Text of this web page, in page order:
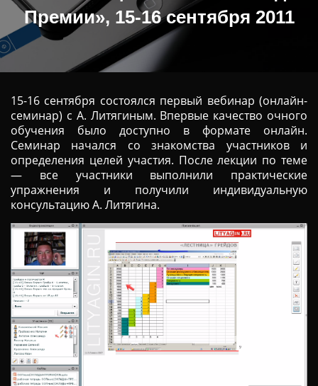
Н
Г
А
Ц
И
Ю
Премии», 15-16 сентября 2011
15-16 сентября состоялся первый вебинар (онлайн-
семинар) с А. Литягиным. Впервые качество очного
обучения было доступно в формате онлайн.
Семинар начался со знакомства участников и
определения целей участия. После лекции по теме
— все участники выполнили практические
упражнения и получили индивидуальную
консультацию А. Литягина.